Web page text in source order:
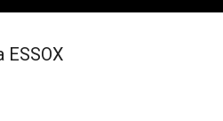
ESSOX